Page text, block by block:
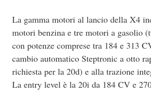
La gamma motori al lancio della X4
motori benzina e tre motori a gasolio
con potenze comprese tra 184 e 313
cambio automatico Steptronic a otto
richiesta per la 20d) e alla trazione
La entry level è la 20i da 184 CV e